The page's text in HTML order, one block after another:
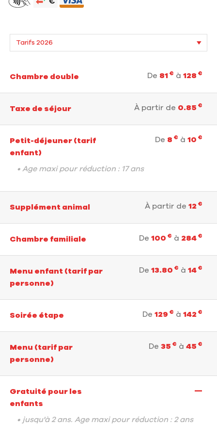
Chambre double De 81 € à 128 €
Taxe de séjour À partir de 0.85 €
Petit-déjeuner (tarif
enfant)
De 8 € à 10 €
• Age maxi pour réduction : 17 ans
Supplément animal À partir de 12 €
Chambre familiale De 100 € à 284 €
Menu enfant (tarif par
personne)
De 13.80 € à 14 €
Soirée étape De 129 € à 142 €
Menu (tarif par
personne)
De 35 € à 45 €
Gratuité pour les
enfants
—
• jusqu'à 2 ans. Age maxi pour réduction : 2 ans